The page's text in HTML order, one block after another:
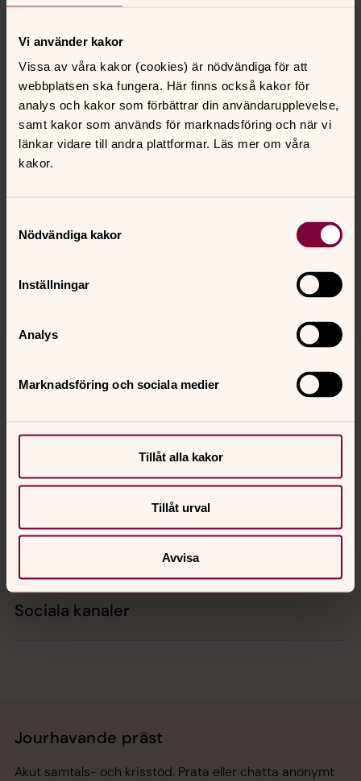
Vi använder kakor
Vissa av våra kakor (cookies) är nödvändiga för att
webbplatsen ska fungera. Här finns också kakor för
analys och kakor som förbättrar din användarupplevelse,
samt kakor som används för marknadsföring och när vi
länkar vidare till andra plattformar. Läs mer om våra
kakor.
Nödvändiga kakor
Inställningar
Analys
Marknadsföring och sociala medier
Tillåt alla kakor
Tillåt urval
Avvisa
Hur du hittar till våra digitala
sändningar
Här finns en kort beskrivning av hur du hittar till våra
digitala gudstjänster, andakter och mycket annat om du
är osäker på hur du ska göra för att hitta rätt på Youtube
och Facebook.
innehåll?
Dela
Tillbaka till toppen
Tillbaka till innehållet
Kontakt
Kalender
Sociala kanaler
Jourhavande präst
Akut samtals- och krisstöd. Prata eller chatta anonymt